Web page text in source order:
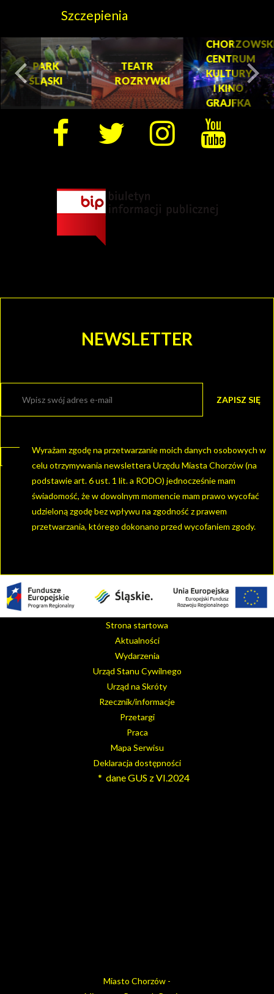
Szczepienia
PARK
ŚLĄSKI
TEATR
ROZRYWKI
CENTRUM
KULTURY
I KINO
GRAJFKA
turysta.Previous
NEWSLETTER
Wyrażam zgodę na przetwarzanie moich danych osobowych w
celu otrzymywania newslettera Urzędu Miasta Chorzów (na
podstawie art. 6 ust. 1 lit. a RODO) jednocześnie mam
świadomość, że w dowolnym momencie mam prawo wycofać
udzieloną zgodę bez wpływu na zgodność z prawem
przetwarzania, którego dokonano przed wycofaniem zgody.
Strona startowa
Aktualności
Wydarzenia
Urząd Stanu Cywilnego
Urząd na Skróty
Rzecznik/informacje
Przetargi
Praca
Mapa Serwisu
Deklaracja dostępności
* dane GUS z VI.2024
Miasto Chorzów -